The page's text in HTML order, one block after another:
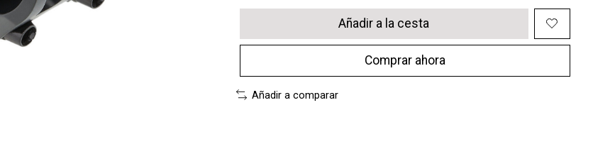
Añadir a la cesta
Comprar ahora
Añadir a comparar